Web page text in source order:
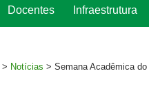
para
Docentes Infraestrutura
> Notícias > Semana Acadêmica